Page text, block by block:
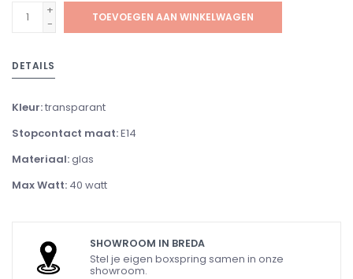
+
-
TOEVOEGEN AAN WINKELWAGEN
DETAILS
Kleur:transparant
Stopcontact maat:E14
Materiaal:glas
Max Watt: 40 watt
SHOWROOM IN BREDA
Stel je eigen boxspring samen in onze
showroom.